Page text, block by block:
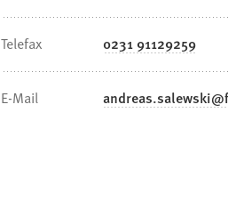
Telefax 0231 91129259
E-Mail andreas.salewski